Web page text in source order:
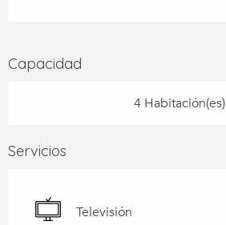
Capacidad
4 Habitación(es)
Servicios
Televisión